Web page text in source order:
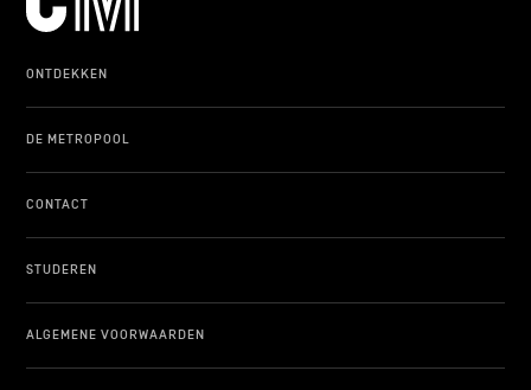
ONTDEKKEN
DE METROPOOL
CONTACT
STUDEREN
ALGEMENE VOORWAARDEN